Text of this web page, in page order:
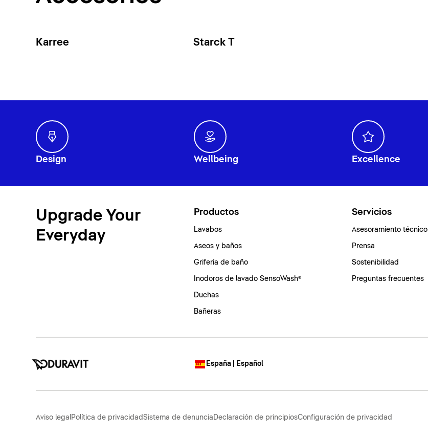
Karree Starck T
Design Wellbeing Excellence
Upgrade Your
Everyday
Productos
Lavabos
Aseos y baños
Grifería de baño
Inodoros de lavado SensoWash®
Duchas
Bañeras
Servicios
Asesoramiento técnico
Prensa
Sostenibilidad
Preguntas frecuentes
España | Español
Aviso legalPolítica de privacidadSistema de denuncia Declaración de principiosConfiguración de privacidad